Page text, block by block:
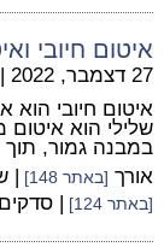
איטום חיובי
27 דצמבר, 2022 |
איטום חיובי הוא
שלילי הוא
במבנה גמור, תוך
אורך [באתר 148] |
[באתר 124] | סדקים